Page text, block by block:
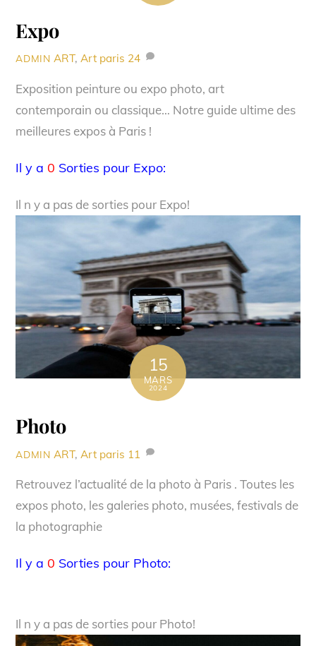
Expo
ADMIN ART, Art paris 24
Exposition peinture ou expo photo, art
contemporain ou classique… Notre guide ultime des
meilleures expos à Paris !
Il y a 0 Sorties pour Expo:
Il n y a pas de sorties pour Expo!
15
MARS
2024
Photo
ADMIN ART, Art paris 11
Retrouvez l’actualité de la photo à Paris . Toutes les
expos photo, les galeries photo, musées, festivals de
la photographie
Il y a 0 Sorties pour Photo:
Il n y a pas de sorties pour Photo!